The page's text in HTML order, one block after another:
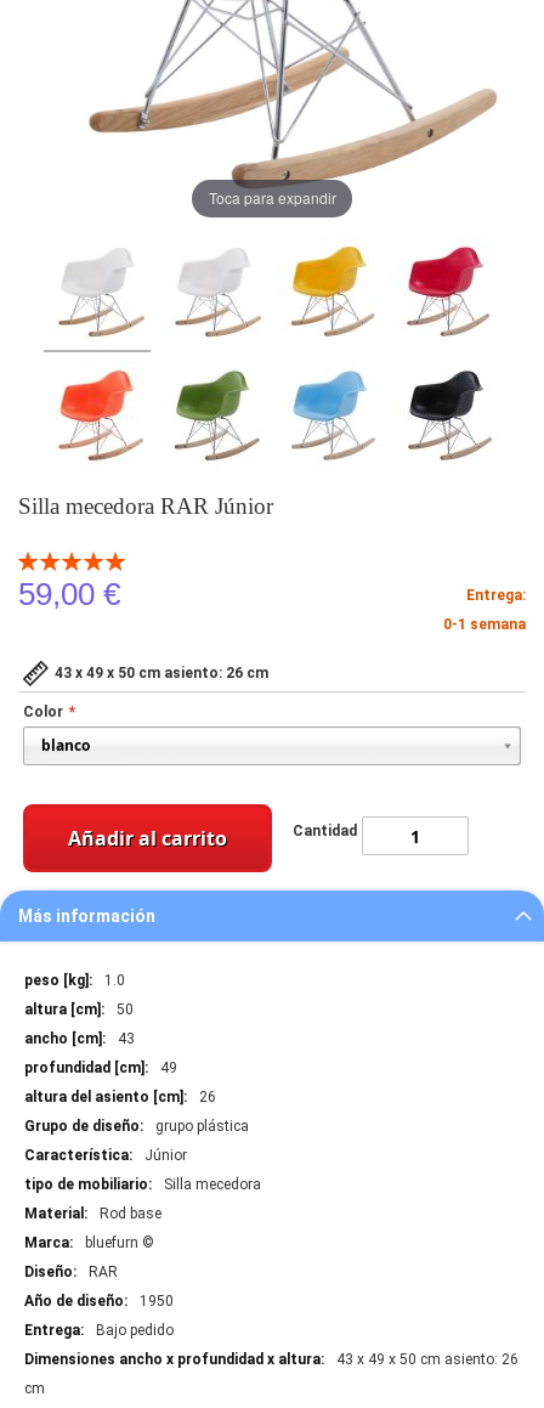
Silla mecedora RAR Júnior
Valoración:
100
% of100
59,00 €
Entrega:
0-1 semana
43 x 49 x 50 cm asiento: 26 cm
Color
Cantidad
Añadir al carrito
Toca para expandir
Más información
Más
información
1.0
50
43
49
26
grupo plástica
Júnior
Silla mecedora
Rod base
bluefurn ©
RAR
1950
Bajo pedido
43 x 49 x 50 cm asiento: 26
cm